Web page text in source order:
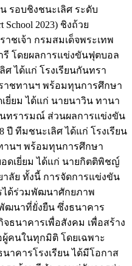
รอบชิงชนะเลิศ ระดับ
School 2023) ชิงถ้วย
ชเจ้า กรมสมเด็จพระเทพ
โดยผลการแข่งขันฟุตบอล
ศ ได้แก่ โรงเรียนกันทรา
าชทานฯ พร้อมทุนการศึกษา
เยี่ยม ได้แก่ นายนาวิน ทานา
นทรารมณ์ ส่วนผลการแข่งขัน
ปี ทีมชนะเลิศ ได้แก่ โรงเรียน
านฯ พร้อมทุนการศึกษา
อดเยี่ยม ได้แก่ นายกิตติพิชญ์
าลัย ทั้งนี้ การจัดการแข่งขัน
ได้ร่วมพัฒนาศักยภาพ
ฒนาที่ยั่งยืน ซึ่งธนาคาร
ธนาคารเพื่อสังคม เพื่อสร้าง
คนในทุกมิติ โดยเฉพาะ
าคารโรงเรียน ได้มีโอกาส